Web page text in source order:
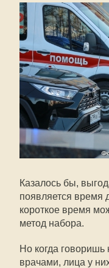
Казалось бы,
появляется время
короткое время
метод набора.
Но когда говоришь
врачами, лица у